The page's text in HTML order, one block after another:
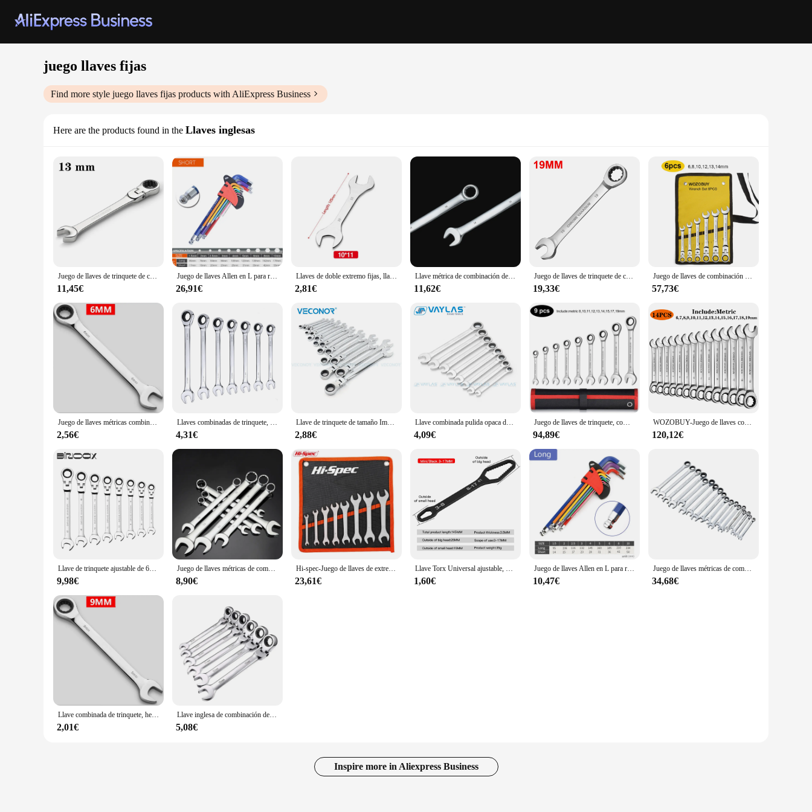
juego llaves fijas
Find more style juego llaves fijas products with AliExpress Business
Here are the products found in the Llaves inglesas
Juego de llaves de trinquete de cabeza flexible, 1 piezas métrica de 6-24mm, acero al cromo vanadio, llaves universales para reparación de automóviles, herramientas manuales
11,45€
Juego de llaves Allen en L para reparación de bicicletas, juego de Llaves hexagonales de brazo largo de 9 piezas, 1,5mm a 10mm
26,91€
Llaves de doble extremo fijas, llave plana de taller de extremo abierto, 6, 7, 8, 9, 10, 11, 12, 13, 14, 15, 16, 17, 18, 19, 20, 21, 22, 24, 27, 30, 32
2,81€
Llave métrica de combinación de trinquete, juego de llaves de trinquete multiherramienta, herramientas universales, herramientas de reparación de automóviles, 13 piezas
11,62€
Juego de llaves de trinquete de cabeza fija, 1 piezas métrica de 6-30mm, acero al cromo vanadio, llaves universales para reparación de automóviles, herramientas manuales
19,33€
Juego de llaves de combinación de trinquete Flexible, llave de trinquete, juegos de herramientas de mano métricas, herramientas de reparación de automóviles con transporte, 1 Juego
57,73€
Juego de llaves métricas combinadas de trinquete, herramientas de tuerca para reparación, anillo de engranaje de diente fino, juego de llaves de tubo
2,56€
Llaves combinadas de trinquete, juego individual para reparación de automóviles, 72 dientes, 1 unidad
4,31€
Llave de trinquete de tamaño Imperial, juego de llaves de cabeza Flexible, herramientas manuales universales, herramienta de reparación de automóviles, 1/4-15/16 pulgadas
2,88€
Llave combinada pulida opaca de 8-19mm, cabeza fija de trinquete 72T y extremo abierto, herramientas manuales de reparación de llaves de trinquete
4,09€
Juego de llaves de trinquete, combinación métrica estándar, reparación de automóviles y equipo doméstico
94,89€
WOZOBUY-Juego de llaves combinadas de trinquete de cabeza fija, métricas, 6-19mm, 72 dientes, fabricadas con CR-V
120,12€
Llave de trinquete ajustable de 6mm-24mm para reparación rápida de bicicletas y coches, caja de herramientas de mano, Kit de llaves, enchufe
9,98€
Juego de llaves métricas de combinación de piezas, herramientas manuales de reparación de automóviles, anillo abierto de cromo vanadio, 6-32mm, 1 unidad
8,90€
Hi-spec-Juego de llaves de extremo abierto Delgado, llave Universal de apertura de un solo extremo, llave pequeña ultrafina, herramienta de mano de reparación Universal, 6-32mm
23,61€
Llave Torx Universal ajustable, herramientas manuales de reparación, multifunción, doble cabezal, 3-17mm, 8-22mm
1,60€
Juego de llaves Allen en L para reparación de bicicletas, juego de Llaves hexagonales de brazo largo de 9 piezas, 1,5mm a 10mm, herramientas manuales
10,47€
Juego de llaves métricas de combinación de trinquete profesional, destornillador CRV72, engranaje de torsión, extracción de tuercas, herramienta de mano de reparación, 6-32MM
34,68€
Llave combinada de trinquete, herramienta MANUAL de reparación de automóviles, 8-19mm, 1 ud.
2,01€
Llave inglesa de combinación de trinquete de cabeza pivotante Flexible, herramienta de mano métrica de garaje para reparación de automóviles y el hogar, 8mm-13mm
5,08€
Inspire more in Aliexpress Business